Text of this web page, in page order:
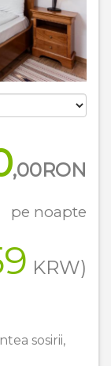
,00RON
pe noapte
KRW)
sosirii,